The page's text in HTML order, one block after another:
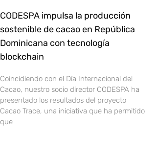
CODESPA impulsa la producción
sostenible de cacao en República
Dominicana con tecnología
blockchain
Coincidiendo con el Día Internacional del
Cacao, nuestro socio director CODESPA ha
presentado los resultados del proyecto
Cacao Trace, una iniciativa que ha permitido
que